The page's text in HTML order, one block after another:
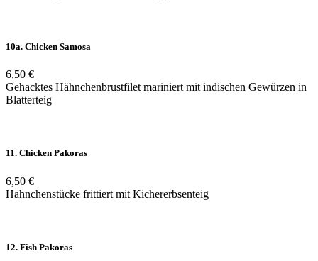
10a. Chicken Samosa
6,50 €
Gehacktes Hähnchenbrustfilet mariniert mit indischen Gewürzen in
Blatterteig
11. Chicken Pakoras
6,50 €
Hahnchenstücke frittiert mit Kichererbsenteig
12. Fish Pakoras